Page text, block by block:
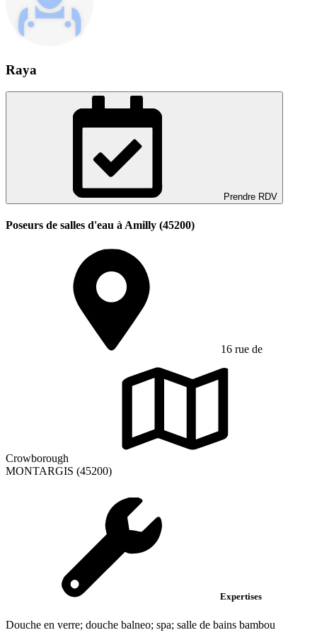
Raya
Prendre RDV
Poseurs de salles d'eau à Amilly (45200)
16 rue de
Crowborough
MONTARGIS (45200)
Expertises
Douche en verre; douche balneo; spa; salle de bains bambou